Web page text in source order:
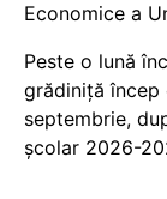
Economice a
Peste o lună
grădiniță încep
septembrie,
școlar 2026-